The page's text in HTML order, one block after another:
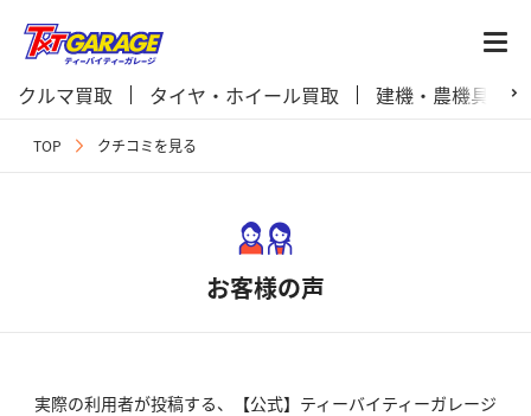
クルマ買取 タイヤ・ホイール買取 建機・農機具買取
TOP クチコミを見る
お客様の声
実際の利用者が投稿する、【公式】ティーバイティーガレージ